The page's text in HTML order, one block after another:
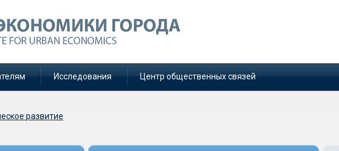
Исследования Центр общественных связей
развитие